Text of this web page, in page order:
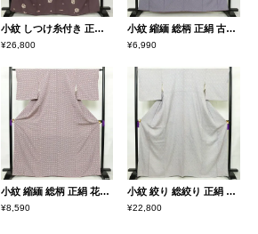
小紋 しつけ糸付き 正絹 古典柄 袷仕立て 身丈164.5cm 裄丈65cm リサイクル着物 着物 紫・藤色
¥26,800
小紋 縮緬 総柄 正絹 古典柄 袷仕立て 身丈160cm 裄丈65.5cm リサイクル着物 着物 紫・藤色
¥6,990
小紋 縮緬 総柄 正絹 花柄 袷仕立て 身丈167.5cm 裄丈62.5cm リサイクル着物 着物 モダン 紫・藤色
¥8,590
小紋 絞り 総絞り 正絹 古典柄 袷仕立て 身丈165cm 裄丈67.5cm リサイクル着物 着物 青・紺
¥22,800